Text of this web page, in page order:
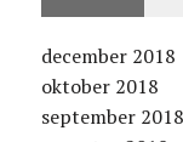
december 2018
oktober 2018
september 2018